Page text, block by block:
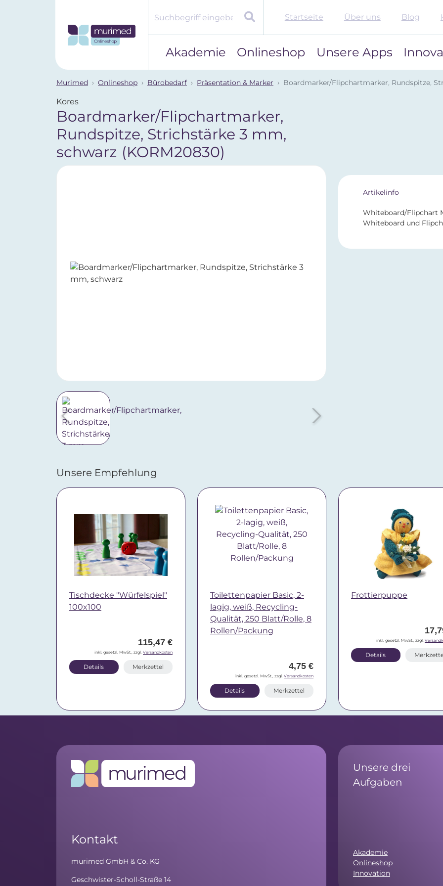
Startseite Über uns Blog
Akademie Onlineshop Unsere Apps
Murimed Onlineshop Bürobedarf Präsentation & Marker Boardmarker/Flipchartmarker, Rundspitze,
Kores
Boardmarker/Flipchartmarker,
Rundspitze, Strichstärke 3 mm,
schwarz (KORM20830)
Artikelinfo
Whiteboard/Flipchart
Whiteboard und
Unsere Empfehlung
Tischdecke "Würfelspiel"
100x100
115,47 €
inkl. gesetzl. MwSt., zzgl. Versandkosten
Details Merkzettel
Toilettenpapier Basic, 2-
lagig, weiß, Recycling-
Qualität, 250 Blatt/Rolle, 8
Rollen/Packung
4,75 €
inkl. gesetzl. MwSt., zzgl. Versandkosten
Details Merkzettel
Frottierpuppe
inkl. gesetzl. MwSt., zzgl.
Details
Kontakt
murimed GmbH & Co. KG
Geschwister-Scholl-Straße 14
Unsere drei
Aufgaben
Akademie
Onlineshop
Innovation